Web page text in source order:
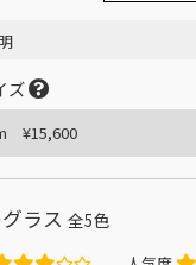
ズ
ラス全5色